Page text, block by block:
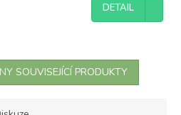
DETAIL
SOUVISEJÍCÍ PRODUKTY